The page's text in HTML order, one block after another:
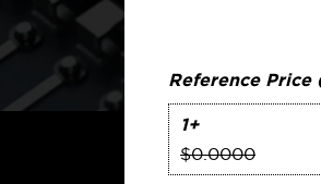
Reference Price
1+
$0.0000